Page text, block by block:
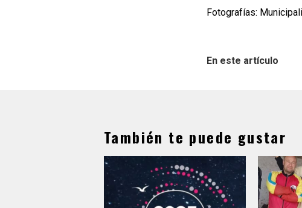
Fotografías:
En este artículo
También te puede gustar